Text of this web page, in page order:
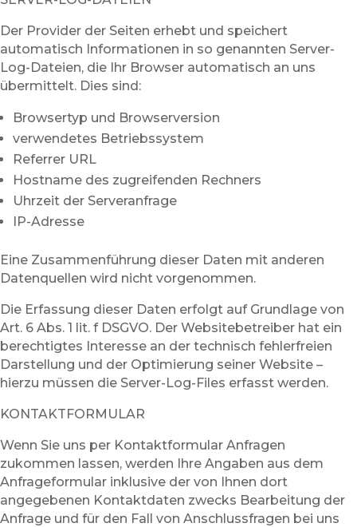
Der Provider der Seiten erhebt und speichert
automatisch Informationen in so genannten Server-
Log-Dateien, die Ihr Browser automatisch an uns
übermittelt. Dies sind:
Browsertyp und Browserversion
verwendetes Betriebssystem
Referrer URL
Hostname des zugreifenden Rechners
Uhrzeit der Serveranfrage
IP-Adresse
Eine Zusammenführung dieser Daten mit anderen
Datenquellen wird nicht vorgenommen.
Die Erfassung dieser Daten erfolgt auf Grundlage von
Art. 6 Abs. 1 lit. f DSGVO. Der Websitebetreiber hat ein
berechtigtes Interesse an der technisch fehlerfreien
Darstellung und der Optimierung seiner Website –
hierzu müssen die Server-Log-Files erfasst werden.
KONTAKTFORMULAR
Wenn Sie uns per Kontaktformular Anfragen
zukommen lassen, werden Ihre Angaben aus dem
Anfrageformular inklusive der von Ihnen dort
angegebenen Kontaktdaten zwecks Bearbeitung der
Anfrage und für den Fall von Anschlussfragen bei uns